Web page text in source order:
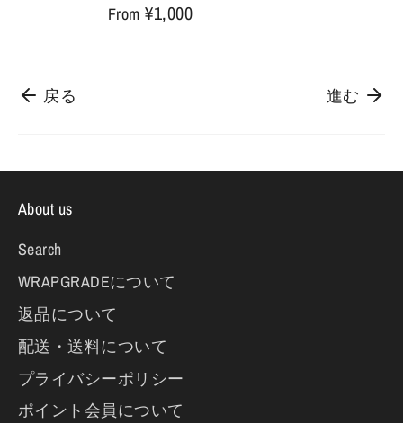
From ¥1,000
戻る 進む
About us
Search
WRAPGRADEについて
返品について
配送・送料について
プライバシーポリシー
ポイント会員について